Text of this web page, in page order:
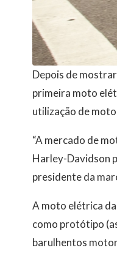
Depois de
primeira moto
utilização de
“A mercado de
Harley-Davidson
presidente da
A moto elétrica
como protótipo
barulhentos